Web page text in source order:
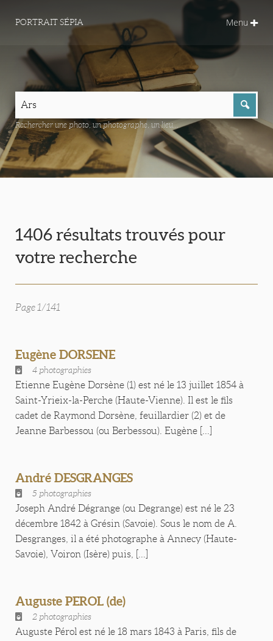
PORTRAIT SÉPIA Menu
Rechercher une photo, un photographe, un lieu...
1406 résultats trouvés pour
votre recherche
Page 1/141
Eugène DORSENE
4 photographies
Etienne Eugène Dorsène (1) est né le 13 juillet 1854 à
Saint-Yrieix-la-Perche (Haute-Vienne). Il est le fils
cadet de Raymond Dorsène, feuillardier (2) et de
Jeanne Barbessou (ou Berbessou). Eugène [...]
André DESGRANGES
5 photographies
Joseph André Dégrange (ou Degrange) est né le 23
décembre 1842 à Grésin (Savoie). Sous le nom de A.
Desgranges, il a été photographe à Annecy (Haute-
Savoie), Voiron (Isère) puis, [...]
Auguste PEROL (de)
2 photographies
Auguste Pérol est né le 18 mars 1843 à Paris, fils de